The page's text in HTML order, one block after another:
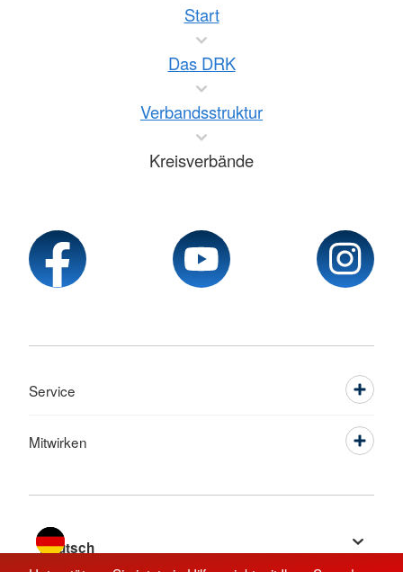
Start
Das DRK
Verbandsstruktur
Kreisverbände
Service
Mitwirken
Sprache wechseln zu